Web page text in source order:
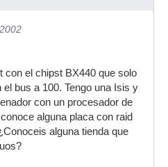
con el chipst BX440 que solo
bus a 100. Tengo una Isis y
con un procesador de
alguna placa con raid
alguna tienda que